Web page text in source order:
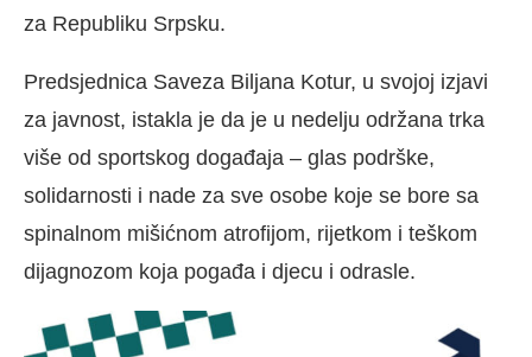
za Republiku Srpsku.
Predsjednica Saveza Biljana Kotur, u svojoj izjavi
za javnost, istakla je da je u nedelju održana trka
više od sportskog događaja – glas podrške,
solidarnosti i nade za sve osobe koje se bore sa
spinalnom mišićnom atrofijom, rijetkom i teškom
dijagnozom koja pogađa i djecu i odrasle.